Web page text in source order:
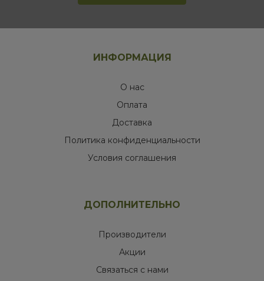
ИНФОРМАЦИЯ
О нас
Оплата
Доставка
Политика конфиденциальности
Условия соглашения
ДОПОЛНИТЕЛЬНО
Производители
Акции
Связаться с нами